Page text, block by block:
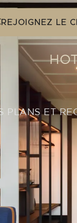
REJOIGNEZ LE
PLANS ET